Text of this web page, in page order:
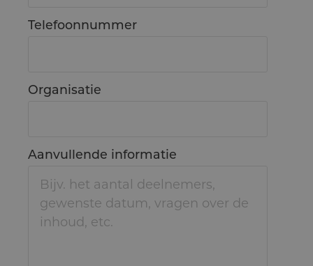
Telefoonnummer
Organisatie
Aanvullende informatie